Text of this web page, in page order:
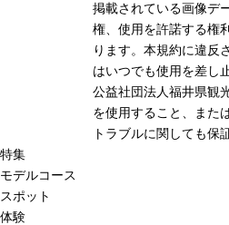
掲載されている画像デ
権、使用を許諾する権
ります。本規約に違反
はいつでも使用を差し
公益社団法人福井県観
を使用すること、また
トラブルに関しても保
特集
モデルコース
スポット
体験